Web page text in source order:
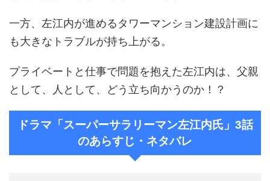
一方、左江内が進めるタワーマンション建設計画に
も大きなトラブルが持ち上がる。
プライベートと仕事で問題を抱えた左江内は、父親
として、人として、どう立ち向かうのか！？
ドラマ「スーパーサラリーマン左江内氏」3話
のあらすじ・ネタバレ